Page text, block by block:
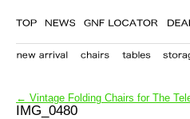
← Vintage Folding Chairs for The
IMG_0480